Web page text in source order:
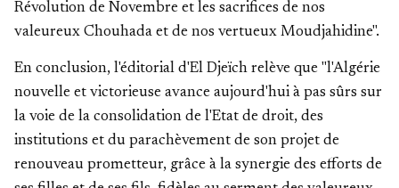
Révolution de Novembre et les sacrifices de nos
valeureux Chouhada et de nos vertueux Moudjahidine".
En conclusion, l'éditorial d'El Djeïch relève que "l'Algérie
nouvelle et victorieuse avance aujourd'hui à pas sûrs sur
la voie de la consolidation de l'Etat de droit, des
institutions et du parachèvement de son projet de
renouveau prometteur, grâce à la synergie des efforts de